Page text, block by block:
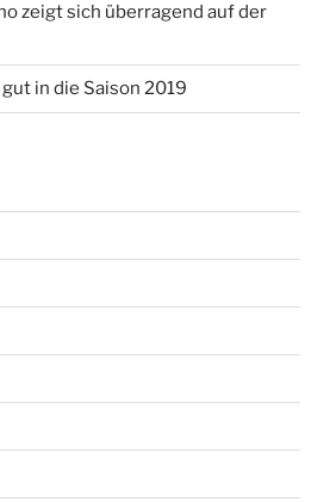
zeigt sich überragend auf der
in die Saison 2019